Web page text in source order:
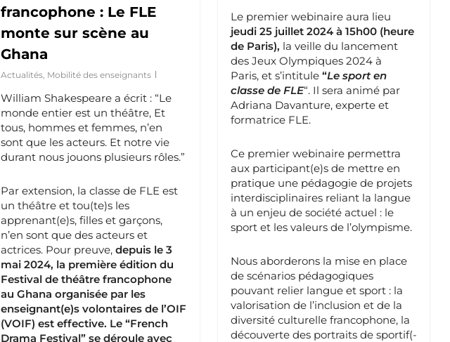
Le premier webinaire aura lieu
jeudi 25 juillet 2024 à 15h00 (heure
de Paris), la veille du lancement
des Jeux Olympiques 2024 à
Paris, et s’intitule“Le sport en
classe de FLE“. Il sera animé par
Adriana Davanture, experte et
formatrice FLE.
Ce premier webinaire permettra
aux participant(e)s de mettre en
pratique une pédagogie de projets
interdisciplinaires reliant la langue
à un enjeu de société actuel : le
sport et les valeurs de l’olympisme.
Nous aborderons la mise en place
de scénarios pédagogiques
pouvant relier langue et sport : la
valorisation de l’inclusion et de la
diversité culturelle francophone, la
découverte des portraits de sportif(-
francophone : Le FLE
monte sur scène au
Ghana
Actualités, Mobilité des enseignants
William Shakespeare a écrit : “Le
monde entier est un théâtre, Et
tous, hommes et femmes, n’en
sont que les acteurs. Et notre vie
durant nous jouons plusieurs rôles.”
Par extension, la classe de FLE est
un théâtre et tou(te)s les
apprenant(e)s, filles et garçons,
n’en sont que des acteurs et
actrices. Pour preuve, depuis le 3
mai 2024, la première édition du
Festival de théâtre francophone
au Ghana organisée par les
enseignant(e)s volontaires de l’OIF
(VOIF) est effective. Le “French
Drama Festival” se déroule avec